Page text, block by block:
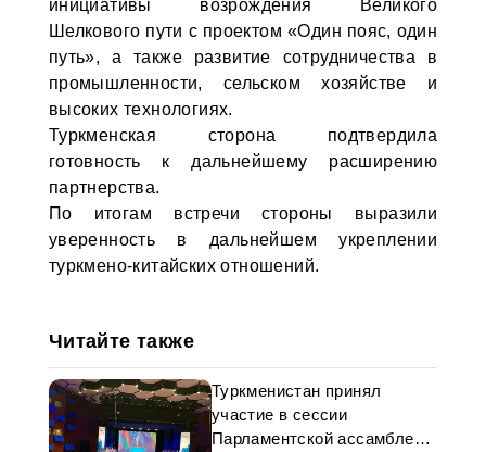
инициативы возрождения Великого
Шелкового пути с проектом «Один пояс, один
путь», а также развитие сотрудничества в
промышленности, сельском хозяйстве и
высоких технологиях.
Туркменская сторона подтвердила
готовность к дальнейшему расширению
партнерства.
По итогам встречи стороны выразили
уверенность в дальнейшем укреплении
туркмено-китайских отношений.
Читайте также
Туркменистан принял
участие в сессии
Парламентской ассамблеи